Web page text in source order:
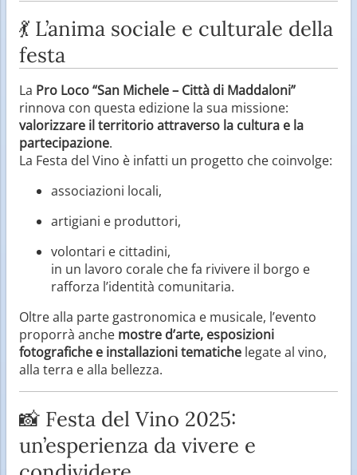
💃 L’anima sociale e culturale della
festa
La Pro Loco “San Michele – Città di Maddaloni”
rinnova con questa edizione la sua missione:
valorizzare il territorio attraverso la cultura e la
partecipazione.
La Festa del Vino è infatti un progetto che coinvolge:
associazioni locali,
artigiani e produttori,
volontari e cittadini,
in un lavoro corale che fa rivivere il borgo e
rafforza l’identità comunitaria.
Oltre alla parte gastronomica e musicale, l’evento
proporrà anche mostre d’arte, esposizioni
fotografiche e installazioni tematiche legate al vino,
alla terra e alla bellezza.
📸 Festa del Vino 2025:
un’esperienza da vivere e